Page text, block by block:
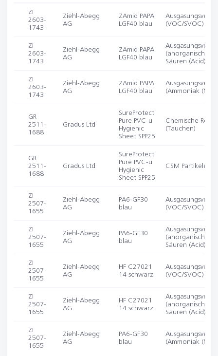
ZI
2603-
1743
Ziehl-Abegg
AG
ZAmid PAPA
LGF40 blau
(VOC/SVOC)
ZI
2603-
1743
Ziehl-Abegg
AG
ZAmid PAPA
LGF40 blau
(anorganische
Säuren (Acid))
ZI
2603-
1743
Ziehl-Abegg
AG
ZAmid PAPA
LGF40 blau
(Ammoniak
GR
2511-
1688
Gradus Ltd
SureProtect
Pure PVC-u
Hygienic
Sheet SPP25
Chemische
(Tauchen)
GR
2511-
1688
Gradus Ltd
SureProtect
Pure PVC-u
Hygienic
Sheet SPP25
CSM
ZI
2507-
1655
Ziehl-Abegg
AG
PA6-GF30
blau
(VOC/SVOC)
ZI
2507-
1655
Ziehl-Abegg
AG
PA6-GF30
blau
(anorganische
Säuren (Acid))
ZI
2507-
1655
Ziehl-Abegg
AG
HF C27021
14 schwarz
(VOC/SVOC)
ZI
2507-
1655
Ziehl-Abegg
AG
HF C27021
14 schwarz
(anorganische
Säuren (Acid))
ZI
2507-
1655
Ziehl-Abegg
AG
PA6-GF30
blau
(Ammoniak